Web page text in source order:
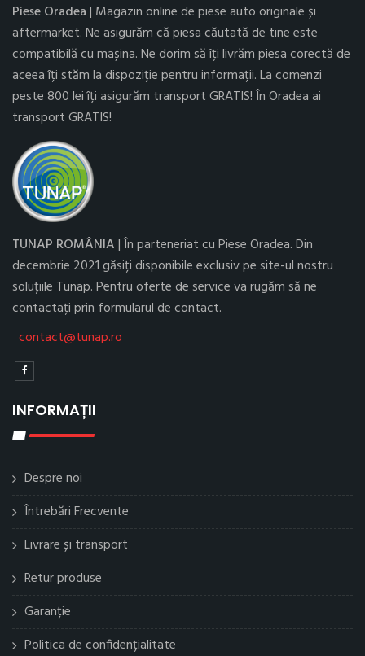
Piese Oradea| Magazin online de piese auto originale și
aftermarket. Ne asigurăm că piesa căutată de tine este
compatibilă cu mașina. Ne dorim să îți livrăm piesa corectă de
aceea îți stăm la dispoziție pentru informații. La comenzi
peste 800 lei îți asigurăm transport GRATIS! În Oradea ai
transport GRATIS!
TUNAP ROMÂNIA| În parteneriat cu Piese Oradea. Din
decembrie 2021 găsiți disponibile exclusiv pe site-ul nostru
soluțiile Tunap. Pentru oferte de service va rugăm să ne
contactați prin formularul de contact.
contact@tunap.ro
INFORMAȚII
Despre noi
Întrebări Frecvente
Livrare și transport
Retur produse
Garanție
Politica de confidențialitate